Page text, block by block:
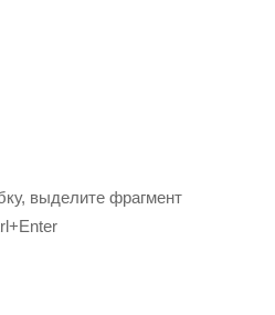
выделите фрагмент